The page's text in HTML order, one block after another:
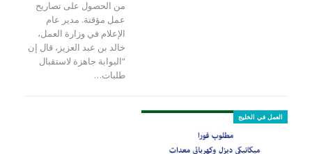
من الحصول على تصاريح
عمل مؤقتة. مدير عام
الإعلام في وزارة العمل،
خالد بن عبد العزيز، قال إن
“البوابة جاهزة لاستقبال
طلبات…
العمل في الخليج